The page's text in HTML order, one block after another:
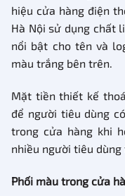
hiệu cửa hàng điện
Hà Nội sử dụng chất
nổi bật cho tên và
màu trắng bên trên.
Mặt tiền thiết kế
để người tiêu dùng
trong cửa hàng khi
nhiều người tiêu dùng
Phối màu trong cửa